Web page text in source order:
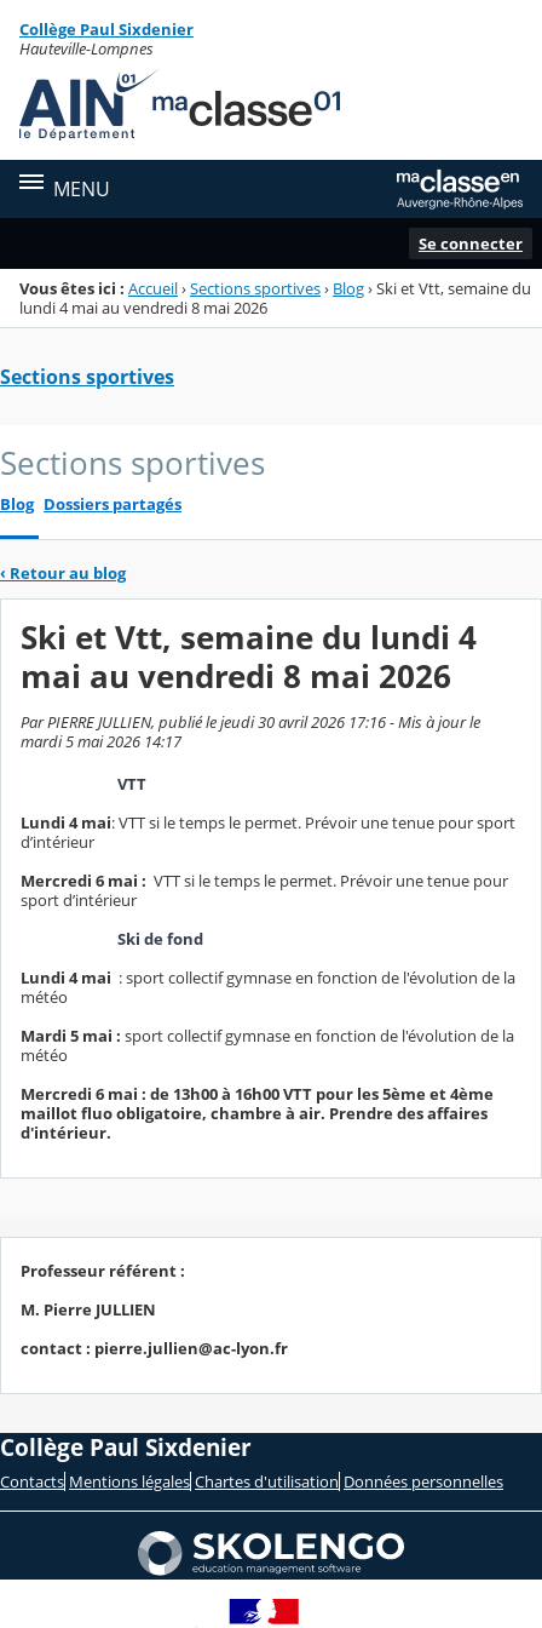
Menu de la rubrique
Contenu
Collège Paul Sixdenier
Hauteville-Lompnes
MENU
Se connecter
Vous êtes ici : Accueil›Sections sportives› Blog›Ski et Vtt, semaine du
lundi 4 mai au vendredi 8 mai 2026
Sections sportives
Sections sportives
Blog Dossiers partagés
‹ Retour au blog
Ski et Vtt, semaine du lundi 4
mai au vendredi 8 mai 2026
Par PIERRE JULLIEN, publié le jeudi 30 avril 2026 17:16 - Mis à jour le
mardi 5 mai 2026 14:17
VTT
Lundi 4 mai: VTT si le temps le permet. Prévoir une tenue pour sport
d’intérieur
Mercredi 6 mai : VTT si le temps le permet. Prévoir une tenue pour
sport d’intérieur
Ski de fond
Lundi 4 mai : sport collectif gymnase en fonction de l'évolution de la
météo
Mardi 5 mai : sport collectif gymnase en fonction de l'évolution de la
météo
Mercredi 6 mai : de 13h00 à 16h00 VTT pour les 5ème et 4ème
maillot fluo obligatoire, chambre à air. Prendre des affaires
d'intérieur.
Professeur référent :
M. Pierre JULLIEN
contact : pierre.jullien@ac-lyon.fr
Collège Paul Sixdenier
Contacts Mentions légales Chartes d'utilisation Données personnelles